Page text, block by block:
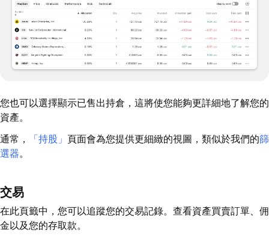
您也可以選擇顯示已售出持倉，這將使您能夠更詳細地了解您的
資產。
通常，
「持股」 頁面會為您提供更細緻的視圖，類似於我們的篩
選器。
交易
在此頁籤中，您可以追蹤您的交易記錄。查看資產買賣訂單、佣
金以及您的存取款。